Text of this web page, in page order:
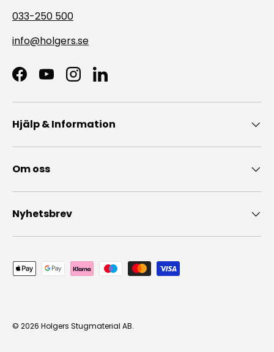
033-250 500
info@holgers.se
Facebook
YouTubeInstagramLinkedIn
Hjälp & Information
Om oss
Nyhetsbrev
Accepterade betalningsmedel
© 2026 Holgers Stugmaterial AB.